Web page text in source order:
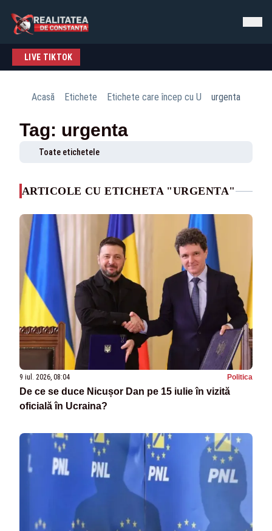
LIVE TIKTOK
Acasă Etichete Etichete care încep cu U urgenta
Tag: urgenta
Toate etichetele
ARTICOLE CU ETICHETA "URGENTA"
9 iul. 2026, 08:04 Politica
De ce se duce Nicușor Dan pe 15 iulie în vizită
oficială în Ucraina?